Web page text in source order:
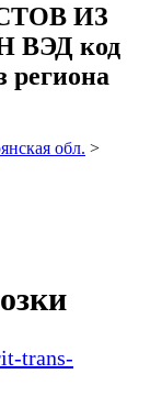
ИЗ
код
региона
обл. >
trans-